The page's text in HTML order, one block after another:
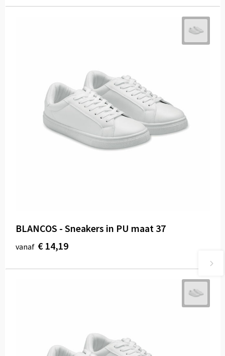
BLANCOS - Sneakers in PU maat 37
vanaf € 14,19